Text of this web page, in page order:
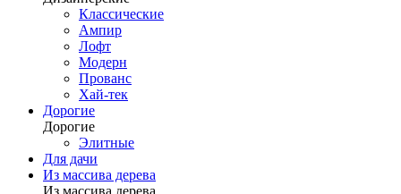
Классические
Ампир
Лофт
Модерн
Прованс
Хай-тек
Дорогие
Дорогие
Элитные
Для дачи
Из массива дерева